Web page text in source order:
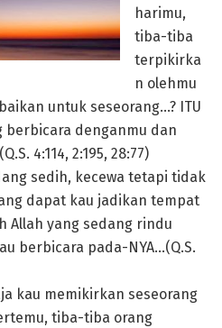
harimu,
tiba-tiba
terpikirka
n olehmu
untuk seseorang…? ITU
berbicara denganmu dan
4:114, 2:195, 28:77)
sedih, kecewa tetapi tidak
dapat kau jadikan tempat
Allah yang sedang rindu
berbicara pada-NYA…(Q.S.
kau memikirkan seseorang
tiba-tiba orang